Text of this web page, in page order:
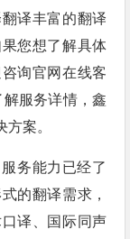
译丰富的翻译
您想了解具体
询官网在线客
服务详情，鑫
案。
务能力已经了
的翻译需求，
译、国际同声